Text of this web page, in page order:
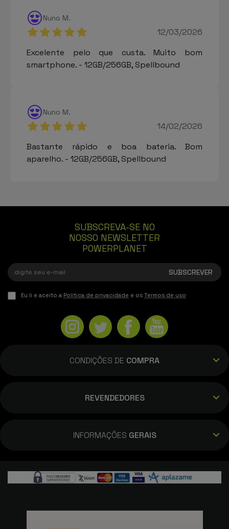
Nuno M.
12/03/2026
Excelente pelo que custa. Muito bom
smartphone. - 12GB/256GB, Spellbound
Nuno M.
14/02/2026
Bastante rápido e boa bateria. Bom
aparelho. - 12GB/256GB, Spellbound
SUBSCREVA-SE NO
NOSSO NEWSLETTER
POWERPLANET
Eu li e aceito a Política de privacidade e os Termos de uso
CONDIÇÕES DE COMPRA
REVENDEDORES
INFORMAÇÕES GERAIS